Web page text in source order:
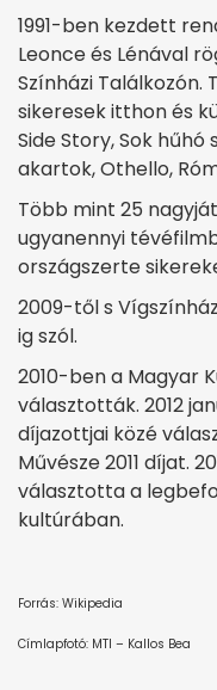
1991-ben kezdett
Leonce és Lénával
Színházi Találkozón.
sikeresek itthon és
Side Story, Sok
akartok, Othello,
Több mint 25
ugyanennyi
országszerte
2009-től s
ig szól.
2010-ben a Magyar
választották. 2012
díjazottjai közé
Művésze 2011 díjat.
választotta a
kultúrában.
Forrás: Wikipedia
Címlapfotó: MTI – Kallos Bea